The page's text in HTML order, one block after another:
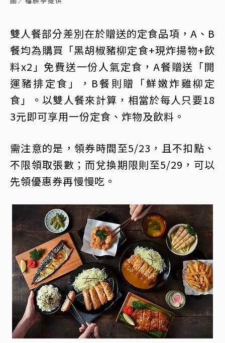
雙人餐部分差別在於贈送的定食品項，A、B
餐均為購買「黑胡椒豬柳定食+現炸揚物+飲
料x2」免費送一份人氣定食，A餐贈送「開
運豬排定食」，B餐則贈「鮮嫩炸雞柳定
食」。以雙人餐來計算，相當於每人只要18
3元即可享用一份定食、炸物及飲料。
需注意的是，領券時間至5/23，且不扣點、
不限領取張數；而兌換期限則至5/29，可以
先領優惠券再慢慢吃。